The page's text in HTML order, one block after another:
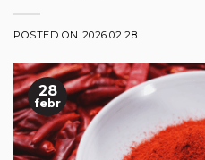
POSTED ON 2026.02.28.
28
febr